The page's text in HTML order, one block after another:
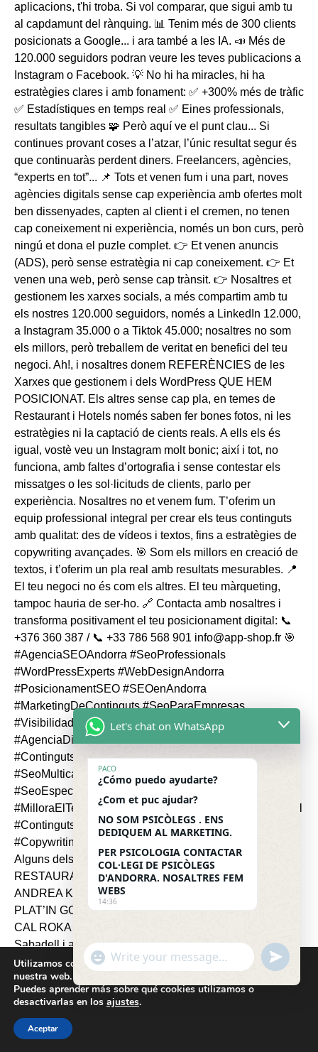
EXPERTS en MARKETING DE CONTINGUTS ANDORRA
OFERIM MÉS VISIBILITAT, MÉS CLIENTS, MÉS
Utilizamos cookies para ofrecerte la mejor experiencia en
nuestra web.
Puedes aprender más sobre qué cookies utilizamos o
desactivarlas en los ajustes.
Aceptar
Cookies help us deliver our services. By using our
services, you agree to our use of cookies.
Let's chat on WhatsApp
PACO
¿Cómo puedo ayudarte?
¿Com et puc ajudar?
NO SOM PSICÒLEGS . ENS
DEDIQUEM AL MARKETING.
PER PSICOLOGIA CONTACTAR
COL·LEGI DE PSICÒLEGS
D'ANDORRA. NOSALTRES FEM
WEBS
14:36
"
+
c
h
W
h
a
u
n
d